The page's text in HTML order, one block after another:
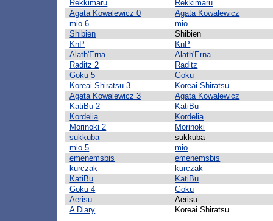
Rekkimaru
Rekkimaru
Agata Kowalewicz 0
Agata Kowalewicz
mio 6
mio
Shibien
Shibien
KnP
KnP
Alath'Erna
Alath'Erna
Raditz 2
Raditz
Goku 5
Goku
Koreai Shiratsu 3
Koreai Shiratsu
Agata Kowalewicz 3
Agata Kowalewicz
KatiBu 2
KatiBu
Kordelia
Kordelia
Morinoki 2
Morinoki
sukkuba
sukkuba
mio 5
mio
emenemsbis
emenemsbis
kurczak
kurczak
KatiBu
KatiBu
Goku 4
Goku
Aerisu
Aerisu
A Diary
Koreai Shiratsu